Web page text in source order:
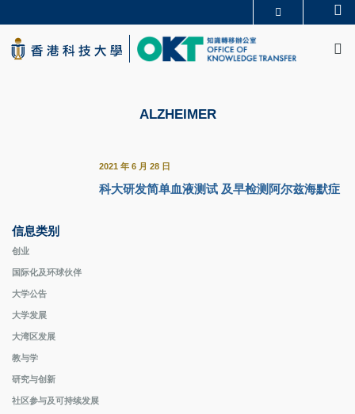
to
main
content
学术部门索引
生活@科大
图书馆
ALZHEIMER
2021 年 6 月 28 日
科大研发简单血液测试 及早检测阿尔兹海默症
信息类别
创业
国际化及环球伙伴
大学公告
大学发展
大湾区发展
教与学
研究与创新
社区参与及可持续发展